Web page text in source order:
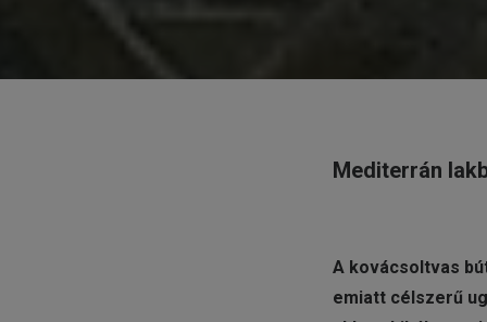
Mediterrán
A kovácsoltvas
emiatt célszerű